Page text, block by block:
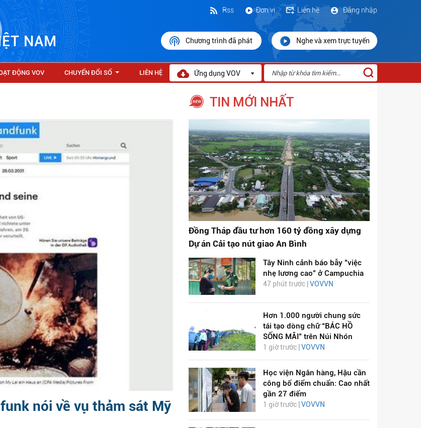
NAM
Đăng nhập
Liên hệ
Đơn vị
Rss
Chương trình đã phát Nghe và xem trực tuyến
ĐỘNG VOV CHUYỂN ĐỔI SỐ LIÊN HỆ Ứng dụng VOV
nói về vụ thảm sát Mỹ
TIN MỚI NHẤT
Đồng Tháp đầu tư hơn 160 tỷ đồng xây dựng
Dự án Cải tạo nút giao An Bình
Tây Ninh cảnh báo bẫy "việc
nhẹ lương cao" ở Campuchia
47 phút trước |VOVVN
Hơn 1.000 người chung sức
tái tạo dòng chữ “BÁC HỒ
SỐNG MÃI” trên Núi Nhón
1 giờ trước | VOVVN
Học viện Ngân hàng, Hậu cần
công bố điểm chuẩn: Cao nhất
gần 27 điểm
1 giờ trước | VOVVN